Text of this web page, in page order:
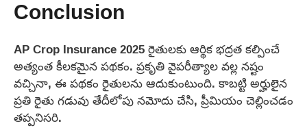
Conclusion
AP Crop Insurance 2025 రైతులకు ఆర్థిక భద్రత కల్పించే
అత్యంత కీలకమైన పథకం. ప్రకృతి వైపరీత్యాల వల్ల నష్టం
వచ్చినా, ఈ పథకం రైతులను ఆదుకుంటుంది. కాబట్టి అర్హులైన
ప్రతి రైతు గడువు తేదీలోపు నమోదు చేసి, ప్రీమియం చెల్లించడం
తప్పనిసరి.